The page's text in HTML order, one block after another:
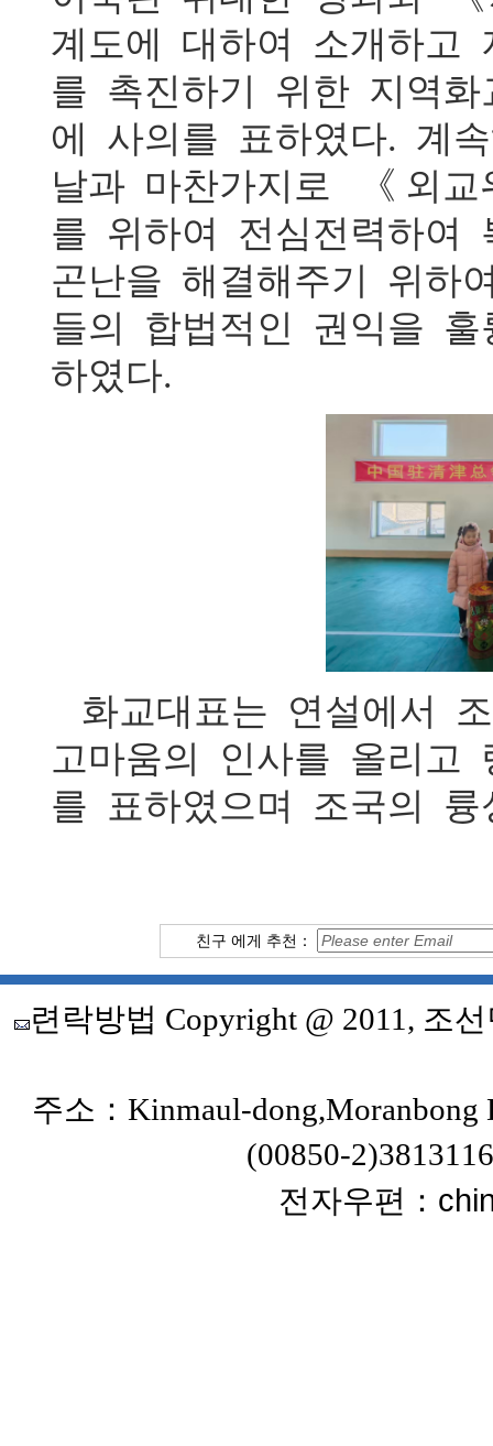
계도에 대하여 소개하고
를 촉진하기 위한 지역
에 사의를 표하였다. 계
날과 마찬가지로 《외
를 위하여 전심전력하여
곤난을 해결해주기 위하
들의 합법적인 권익을
하였다.
화교대표는 연설에서
고마움의 인사를 올리고
를 표하였으며 조국의
친구 에게 추천：
련락방법 Copyright @ 2011, 조
주소：Kinmaul-dong,Moranbong
(00850-
전자우편：